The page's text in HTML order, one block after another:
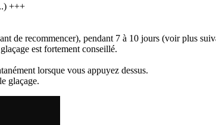
+++
de recommencer), pendant 7 à 10 jours (voir plus
est fortement conseillé.
lorsque vous appuyez dessus.
glaçage.